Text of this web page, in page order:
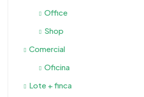
Office
Shop
Comercial
Oficina
Lote + finca